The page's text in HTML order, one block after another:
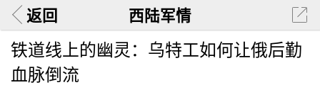
返回 西陆军情
铁道线上的幽灵：乌特工如何让俄后勤
血脉倒流